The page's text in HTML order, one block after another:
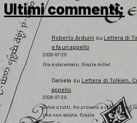
Ultimi commenti:
Roberto Arduini su Lettera di
e fa un appello
2026-07-20
Ora è sistemato. Grazie mille!
Daniela su Lettera di Tolkien,
appello
2026-07-20
Salve a tutti, ho provato a cliccare sul
che non esiste. Grazie